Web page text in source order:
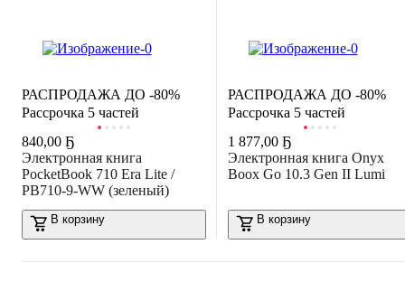
Рассрочка 5 частей
РАСПРОДАЖА ДО -80%
840,00 Ҕ
Электронная книга
PocketBook 710 Era Lite /
PB710-9-WW (зеленый)
В корзину
Рассрочка 5 частей
РАСПРОДАЖА ДО -80%
1 877,00 Ҕ
Электронная книга Onyx
Boox Go 10.3 Gen II Lumi
В корзину